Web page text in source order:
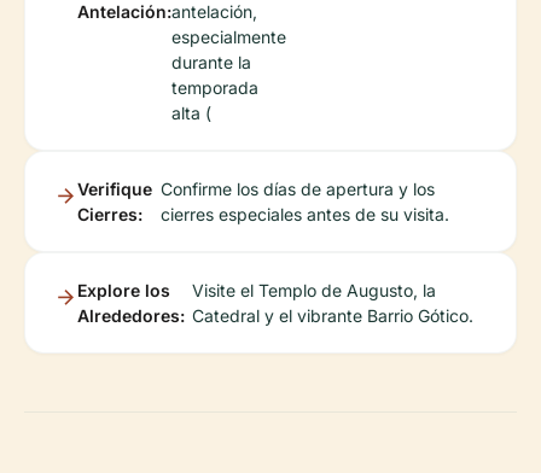
Antelación:antelación,
especialmente
durante la
temporada
alta (
Verifique
Cierres:
Confirme los días de apertura y los
cierres especiales antes de su visita.
Explore los
Alrededores:
Visite el Templo de Augusto, la
Catedral y el vibrante Barrio Gótico.